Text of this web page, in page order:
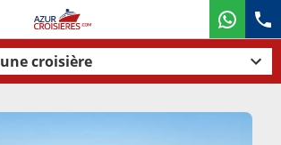
croisière